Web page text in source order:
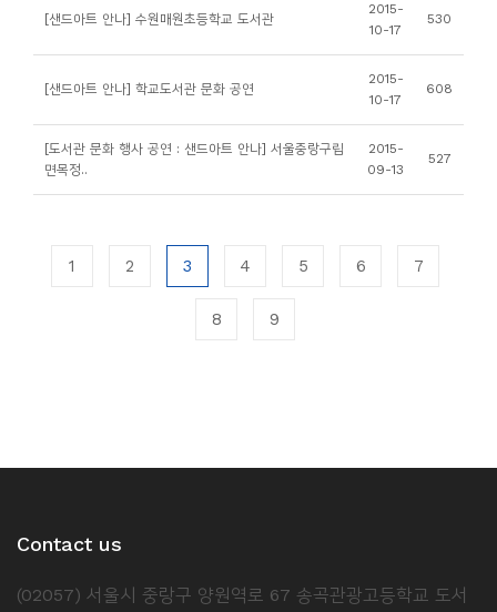
[샌드아트 안나] 수원매원초등학교 도서관
2015-
10-17
530
[샌드아트 안나] 학교도서관 문화 공연
2015-
10-17
608
[도서관 문화 행사 공연 : 샌드아트 안나] 서울중랑구립
면목정..
2015-
09-13
527
1 2 3 4 5 6 7
8 9
Contact us
(02057) 서울시 중랑구 양원역로 67 송곡관광고등학교 도서